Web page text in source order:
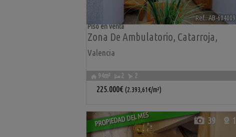
Ref.. AB-604009
Zona De Ambulatorio, Catarroja,
Valencia
Piso en venta
94m² 2 2
225.000€ (2.393,61€/m²)
PROPIEDAD DEL MES 39 1